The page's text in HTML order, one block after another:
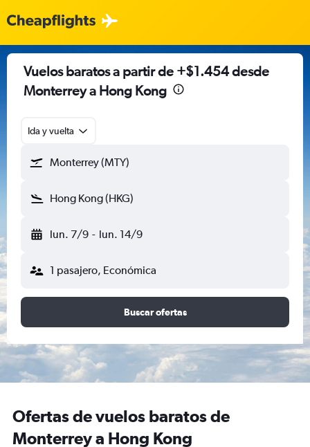
Vuelos baratos a partir de +$1.454 desde
Monterrey a Hong Kong
Ida y vuelta
Monterrey (MTY)
Hong Kong (HKG)
lun. 7/9 - lun. 14/9
1 pasajero, Económica
Buscar ofertas
Ofertas de vuelos baratos de
Monterrey a Hong Kong